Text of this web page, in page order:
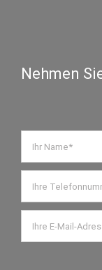
Nehmen